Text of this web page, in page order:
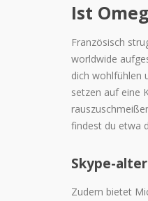
Ist
Französisch
worldwide
dich wohlfühlen
setzen auf eine
findest du etwa
Skype-
Zudem bietet